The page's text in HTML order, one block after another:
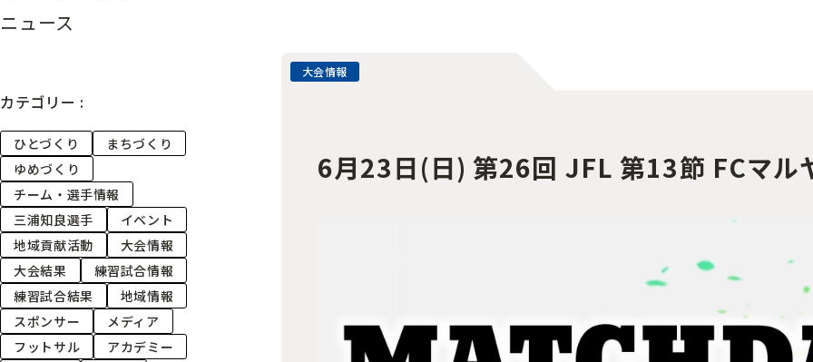
ニュース
カテゴリー :
ひとづくり
まちづくり
ゆめづくり
チーム・選手情報
三浦知良選手
イベント
地域貢献活動
大会情報
大会結果
練習試合情報
練習試合結果
地域情報
スポンサー
メディア
フットサル
アカデミー
大会情報
6月23日(日) 第26回 JFL 第13節 FCマル